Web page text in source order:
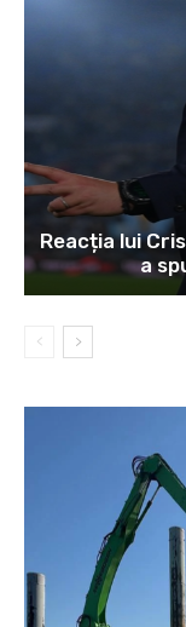
Reacția lui
a